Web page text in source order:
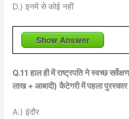
D.) इनमें से कोई नहीं
Show Answer
Q.11 हाल ही में राष्ट्रपति ने स्वच्छ
लाख + आबादी) कैटेगरी में पहला पुरस्कार
A.) इंदौर